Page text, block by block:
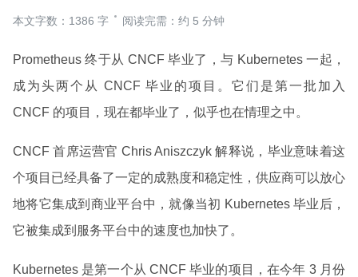
本文字数：1386 字 阅读完需：约 5 分钟
Prometheus 终于从 CNCF 毕业了，与 Kubernetes 一起，
成为头两个从 CNCF 毕业的项目。它们是第一批加入
CNCF 的项目，现在都毕业了，似乎也在情理之中。
CNCF 首席运营官 Chris Aniszczyk 解释说，毕业意味着这
个项目已经具备了一定的成熟度和稳定性，供应商可以放心
地将它集成到商业平台中，就像当初 Kubernetes 毕业后，
它被集成到服务平台中的速度也加快了。
Kubernetes 是第一个从 CNCF 毕业的项目，在今年 3 月份